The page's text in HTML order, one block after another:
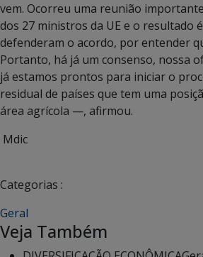
vem. Ocorreu uma reunião
dos 27 ministros da UE e o resultado
defenderam o acordo, por entender
Portanto, há já um consenso, nossa
já estamos prontos para iniciar o
residual de países que tem uma
área agrícola —, afirmou.
Mdic
Categorias :
Geral
Veja Também